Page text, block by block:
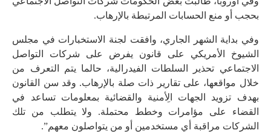
بحجب أو منع الحسابات المرتبطة بالإرهاب.
وفي بداية الشهر الجاري، وافقت لجنة الاستخبارات في مجلس
الشيوخ الأمريكي على قانون يفرض على شركات التواصل
الاجتماعي تحذير السلطات الفيدرالية، حالما يتم التعرف من
خلال مواقعها، على تقارير ذات صلة بالإرهاب. وقد سن القانون
بهدف تزويد الجهات الِأمنية والقضائية بمعلومات تساعد في
القضاء على مؤامرات وخطط محتملة. ولا يتطلب من تلك
الشركات مراقبة أي مستخدمين أو من يتواصلون معهم”.